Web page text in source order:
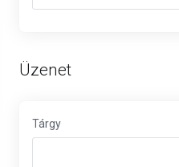
Üzenet
Tárgy